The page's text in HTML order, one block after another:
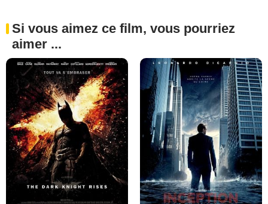
Si vous aimez ce film, vous pourriez
aimer ...